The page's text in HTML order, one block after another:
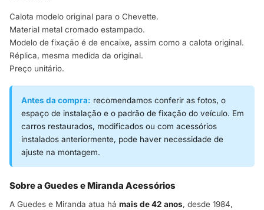
Calota modelo original para o Chevette.
Material metal cromado estampado.
Modelo de fixação é de encaixe, assim como a calota original.
Réplica, mesma medida da original.
Preço unitário.
Antes da compra: recomendamos conferir as fotos, o
espaço de instalação e o padrão de fixação do veículo. Em
carros restaurados, modificados ou com acessórios
instalados anteriormente, pode haver necessidade de
ajuste na montagem.
Sobre a Guedes e Miranda Acessórios
A Guedes e Miranda atua há mais de 42 anos, desde 1984,